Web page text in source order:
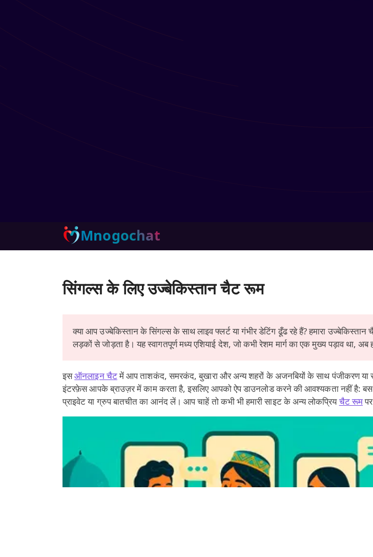
Mnogochat
सिंगल्स के लिए उज्बेकिस्तान चैट रूम
क्या आप उज्बेकिस्तान के सिंगल्स के साथ लाइव फ्लर्ट या गंभीर डेटिंग ढूँढ रहे हैं? हमारा
लड़कों से जोड़ता है। यह स्वागतपूर्ण मध्य एशियाई देश, जो कभी रेशम मार्ग का एक मुख्य पड़ाव
इसऑनलाइन चैटमें आप ताशकंद, समरकंद, बुखारा और अन्य शहरों के अजनबियों के साथ पंजीकरण या
इंटरफ़ेस आपके ब्राउज़र में काम करता है, इसलिए आपको ऐप डाउनलोड करने की आवश्यकता नहीं है:
प्राइवेट या ग्रुप बातचीत का आनंद लें। आप चाहें तो कभी भी हमारी साइट के अन्य लोकप्रियचैट रूम